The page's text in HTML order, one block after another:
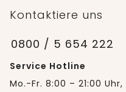
Kontaktiere uns
0800 / 5 654 222
Service Hotline
Mo.-Fr. 8:00 – 21:00